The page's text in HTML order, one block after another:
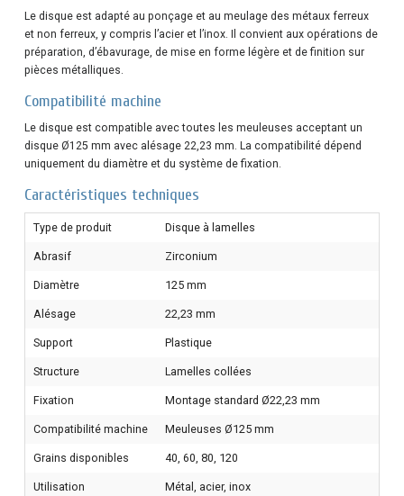
Le disque est adapté au ponçage et au meulage des métaux ferreux
et non ferreux, y compris l’acier et l’inox. Il convient aux opérations de
préparation, d’ébavurage, de mise en forme légère et de finition sur
pièces métalliques.
Compatibilité machine
Le disque est compatible avec toutes les meuleuses acceptant un
disque Ø125 mm avec alésage 22,23 mm. La compatibilité dépend
uniquement du diamètre et du système de fixation.
Caractéristiques techniques
Type de produit Disque à lamelles
Abrasif Zirconium
Diamètre 125 mm
Alésage 22,23 mm
Support Plastique
Structure Lamelles collées
Fixation Montage standard Ø22,23 mm
Compatibilité machine Meuleuses Ø125 mm
Grains disponibles 40, 60, 80, 120
Utilisation Métal, acier, inox